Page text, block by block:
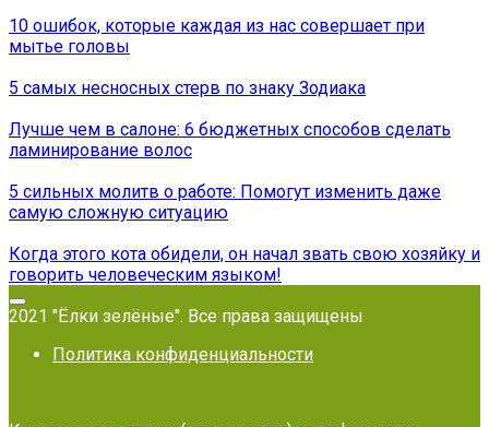
10 ошибок, которые каждая из нас совершает при
мытье головы
5 самых несносных стерв по знаку Зодиака
Лучше чем в салоне: 6 бюджетных способов сделать
ламинирование волос
5 сильных молитв о работе: Помогут изменить даже
самую сложную ситуацию
Когда этого кота обидели, он начал звать свою хозяйку и
говорить человеческим языком!
2021 "Ёлки зелёные". Все права защищены
Политика конфиденциальности